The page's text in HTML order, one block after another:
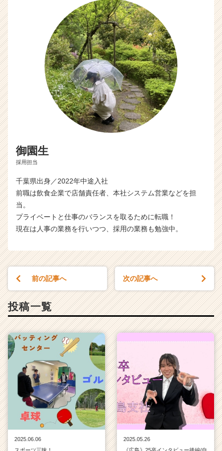
御園生
採用担当
千葉県出身／2022年中途入社
前職は飲食企業で店舗責任者、本社システム営業などを担
当。
プライベートと仕事のバランスを取るために転職！
現在は人事の業務を行いつつ、採用の業務も勉強中。
前の記事へ 次の記事へ
投稿一覧
2025.06.06
2025.05.26